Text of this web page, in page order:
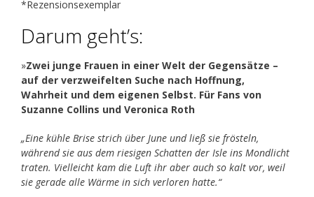
*Rezensionsexemplar
Darum geht’s:
»Zwei junge Frauen in einer Welt der Gegensätze –
auf der verzweifelten Suche nach Hoffnung,
Wahrheit und dem eigenen Selbst. Für Fans von
Suzanne Collins und Veronica Roth
„Eine kühle Brise strich über June und ließ sie frösteln,
während sie aus dem riesigen Schatten der Isle ins Mondlicht
traten. Vielleicht kam die Luft ihr aber auch so kalt vor, weil
sie gerade alle Wärme in sich verloren hatte.“